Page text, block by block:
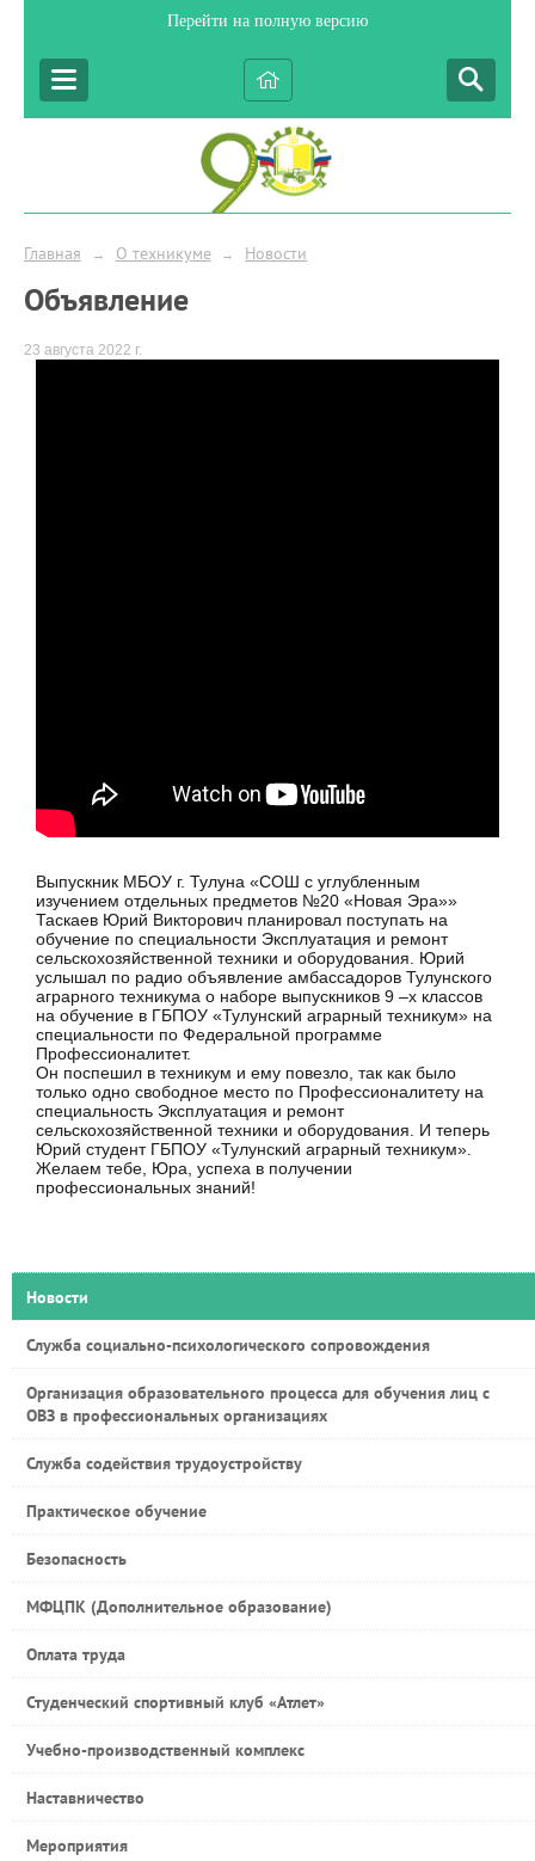
Перейти на полную версию
Главная → О техникуме → Новости
Объявление
23 августа 2022 г.
Выпускник МБОУ г. Тулуна «СОШ с углубленным
изучением отдельных предметов №20 «Новая Эра»»
Таскаев Юрий Викторович планировал поступать на
обучение по специальности Эксплуатация и ремонт
сельскохозяйственной техники и оборудования. Юрий
услышал по радио объявление амбассадоров Тулунского
аграрного техникума о наборе выпускников 9 –х классов
на обучение в ГБПОУ «Тулунский аграрный техникум» на
специальности по Федеральной программе
Профессионалитет.
Он поспешил в техникум и ему повезло, так как было
только одно свободное место по Профессионалитету на
специальность Эксплуатация и ремонт
сельскохозяйственной техники и оборудования. И теперь
Юрий студент ГБПОУ «Тулунский аграрный техникум».
Желаем тебе, Юра, успеха в получении
профессиональных знаний!
Новости
Служба социально-психологического сопровождения
Организация образовательного процесса для обучения лиц с
ОВЗ в профессиональных организациях
Служба содействия трудоустройству
Практическое обучение
Безопасность
МФЦПК (Дополнительное образование)
Оплата труда
Студенческий спортивный клуб «Атлет»
Учебно-производственный комплекс
Наставничество
Мероприятия